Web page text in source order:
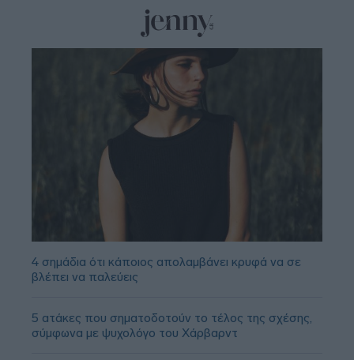
4 σημάδια ότι κάποιος απολαμβάνει κρυφά να σε
βλέπει να παλεύεις
5 ατάκες που σηματοδοτούν το τέλος της σχέσης,
σύμφωνα με ψυχολόγο του Χάρβαρντ